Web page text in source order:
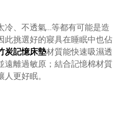
冷、不透氣…等都有可能是造
此挑選好的寢具在睡眠中也佔
炭記憶床墊材質能快速吸濕透
遠離過敏原；結合記憶棉材質
更好眠。